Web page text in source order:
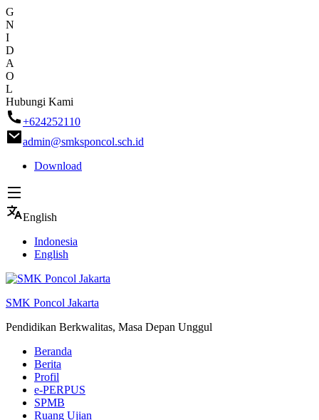
G
N
I
D
A
O
L
Skip
to
content
Hubungi Kami
+624252110
admin@smksponcol.sch.id
Download
English
Indonesia
English
SMK Poncol Jakarta
Pendidikan Berkwalitas, Masa Depan Unggul
Beranda
Berita
Profil
e-PERPUS
SPMB
Ruang Ujian